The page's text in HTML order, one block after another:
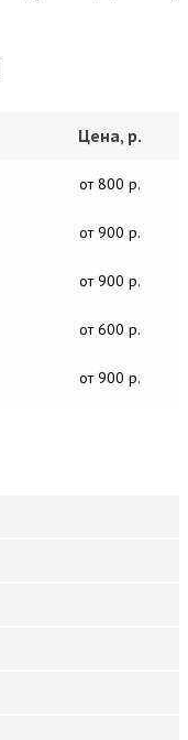
Цена, р.
от 800 р.
от 900 р.
от 900 р.
от 600 р.
от 900 р.